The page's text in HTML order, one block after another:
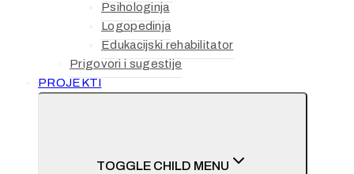
Psihologinja
Logopedinja
Edukacijski rehabilitator
Prigovori i sugestije
PROJEKTI
TOGGLE CHILD MENU